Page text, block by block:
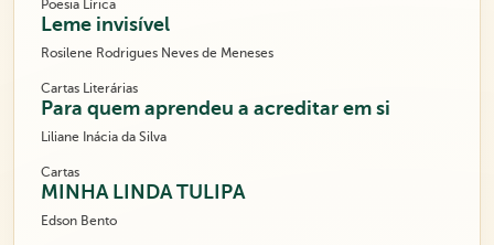
Poesia Lírica
Leme invisível
Rosilene Rodrigues Neves de Meneses
Cartas Literárias
Para quem aprendeu a acreditar em si
Liliane Inácia da Silva
Cartas
MINHA LINDA TULIPA
Edson Bento